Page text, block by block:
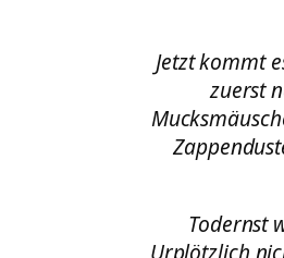
Jetzt kommt
zuerst
Todernst
Urplötzlich